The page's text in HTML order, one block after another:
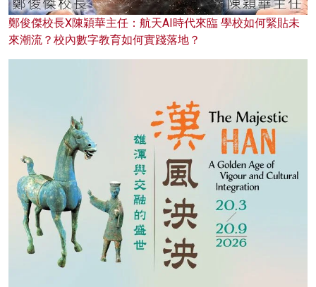
鄭俊傑校長X陳穎華主任：航天AI時代來臨 學校如何緊貼未
來潮流？校內數字教育如何實踐落地？